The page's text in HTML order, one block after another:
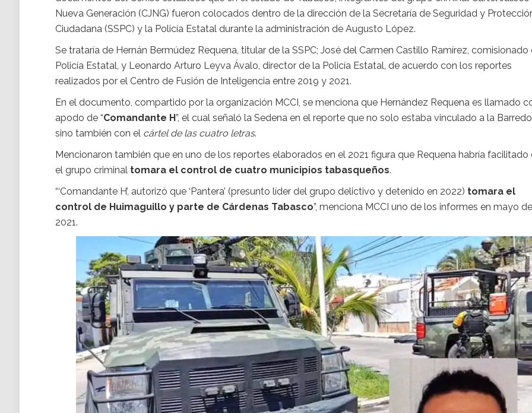
Nueva Generación (CJNG) fueron colocados dentro de la dirección de la Secretaría de Seguridad y
Ciudadana (SSPC) y la Policía Estatal durante la administración de Augusto López.
Se trataría de Hernán Bermúdez Requena, titular de la SSPC; José del Carmen Castillo Ramírez, comisionado
Policía Estatal, y Leonardo Arturo Leyva Ávalo, director de la Policía Estatal, de acuerdo con los reportes
realizados por el Centro de Fusión de Inteligencia entre 2019 y 2021.
En el documento, compartido por la organización MCCI, se menciona que Hernández Requena es llamado
apodo de “Comandante H”, el cual señaló la Sedena en el reporte que no solo estaba vinculado a la
sino también con el cártel de las cuatro letras.
Mencionaron también que en uno de los reportes elaborados en el 2021 figura que Requena habría facilitado
el grupo criminal tomara el control de cuatro municipios tabasqueños.
“‘Comandante H’, autorizó que ‘Pantera’ (presunto líder del grupo delictivo y detenido en 2022) tomara el
control de Huimaguillo y parte de Cárdenas Tabasco”, menciona MCCI uno de los informes en mayo
2021.